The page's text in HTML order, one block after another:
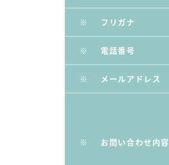
※ フリガナ
※ 電話番号
※ メールアドレス
※ お問い合わせ内容